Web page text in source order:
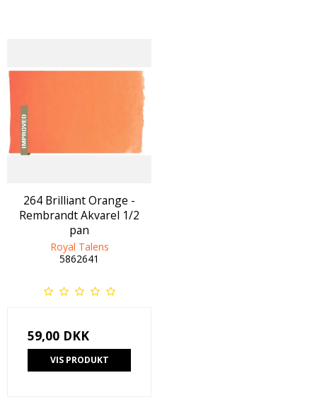
264 Brilliant Orange -
Rembrandt Akvarel 1/2
pan
Royal Talens
5862641
59,00 DKK
VIS PRODUKT